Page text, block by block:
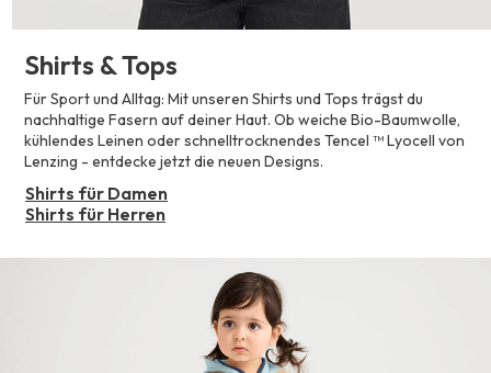
Shirts & Tops
Für Sport und Alltag: Mit unseren Shirts und Tops trägst du
nachhaltige Fasern auf deiner Haut. Ob weiche Bio-Baumwolle,
kühlendes Leinen oder schnelltrocknendes Tencel ™ Lyocell von
Lenzing - entdecke jetzt die neuen Designs.
Shirts für Damen
Shirts für Herren